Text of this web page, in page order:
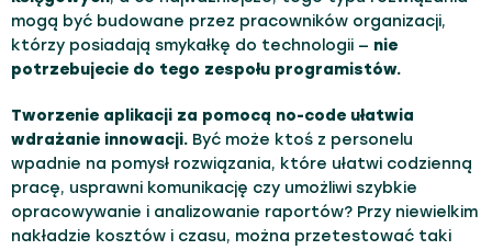
mogą być budowane przez pracowników organizacji,
którzy posiadają smykałkę do technologii — nie
potrzebujecie do tego zespołu programistów.
Tworzenie aplikacji za pomocą no-code ułatwia
wdrażanie innowacji. Być może ktoś z personelu
wpadnie na pomysł rozwiązania, które ułatwi codzienną
pracę, usprawni komunikację czy umożliwi szybkie
opracowywanie i analizowanie raportów? Przy niewielkim
nakładzie kosztów i czasu, można przetestować taki